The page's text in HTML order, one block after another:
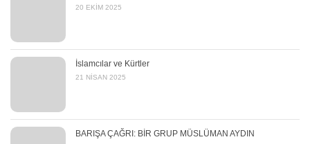
20 EKIM 2025
İslamcılar ve Kürtler
21 NISAN 2025
BARIŞA ÇAĞRI: BİR GRUP MÜSLÜMAN AYDIN